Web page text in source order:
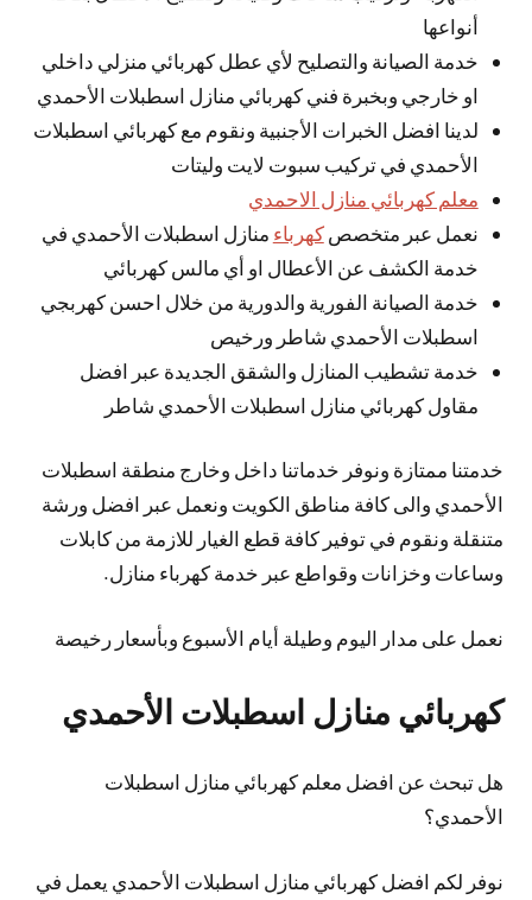
أنواعها
خدمة الصيانة والتصليح لأي عطل كهربائي منزلي داخلي
او خارجي وبخبرة فني كهربائي منازل اسطبلات الأحمدي
لدينا افضل الخبرات الأجنبية ونقوم مع كهربائي اسطبلات
الأحمدي في تركيب سبوت لايت وليتات
معلم كهربائي منازل الاحمدي
نعمل عبر متخصصكهرباء منازل اسطبلات الأحمدي في
خدمة الكشف عن الأعطال او أي مالس كهربائي
خدمة الصيانة الفورية والدورية من خلال احسن كهربجي
اسطبلات الأحمدي شاطر ورخيص
خدمة تشطيب المنازل والشقق الجديدة عبر افضل
مقاول كهربائي منازل اسطبلات الأحمدي شاطر
خدمتنا ممتازة ونوفر خدماتنا داخل وخارج منطقة اسطبلات
الأحمدي والى كافة مناطق الكويت ونعمل عبر افضل ورشة
متنقلة ونقوم في توفير كافة قطع الغيار للازمة من كابلات
وساعات وخزانات وقواطع عبر خدمة كهرباء منازل.
نعمل على مدار اليوم وطيلة أيام الأسبوع وبأسعار رخيصة
كهربائي منازل اسطبلات الأحمدي
هل تبحث عن افضل معلم كهربائي منازل اسطبلات
الأحمدي؟
نوفر لكم افضل كهربائي منازل اسطبلات الأحمدي يعمل في